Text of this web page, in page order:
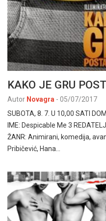
KAKO JE GRU
Autor Novagra - 05/07/2017
SUBOTA, 8. 7. U 10,00 SATI
IME: Despicable Me 3
ŽANR: Animirani, komedija,
Pribičević, Hana…